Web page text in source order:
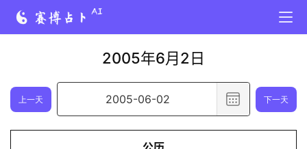
2005年6月2日
上一天
选
日
下一天